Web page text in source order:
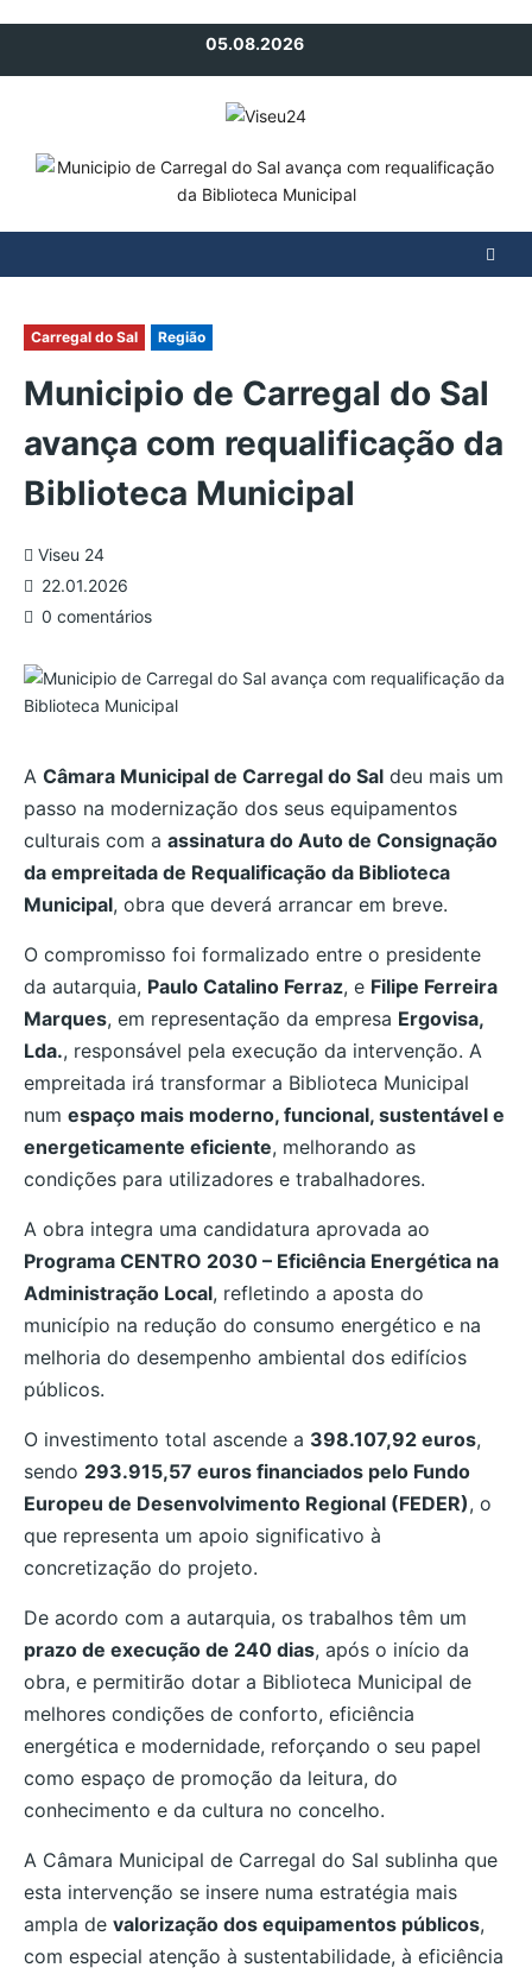
05.08.2026
Carregal do Sal Região
Municipio de Carregal do Sal
avança com requalificação da
Biblioteca Municipal
Viseu 24
22.01.2026
0 comentários
A Câmara Municipal de Carregal do Sal deu mais um
passo na modernização dos seus equipamentos
culturais com a assinatura do Auto de Consignação
da empreitada de Requalificação da Biblioteca
Municipal, obra que deverá arrancar em breve.
O compromisso foi formalizado entre o presidente
da autarquia, Paulo Catalino Ferraz, e Filipe Ferreira
Marques, em representação da empresa Ergovisa,
Lda., responsável pela execução da intervenção. A
empreitada irá transformar a Biblioteca Municipal
num espaço mais moderno, funcional, sustentável e
energeticamente eficiente, melhorando as
condições para utilizadores e trabalhadores.
A obra integra uma candidatura aprovada ao
Programa CENTRO 2030 – Eficiência Energética na
Administração Local, refletindo a aposta do
município na redução do consumo energético e na
melhoria do desempenho ambiental dos edifícios
públicos.
O investimento total ascende a 398.107,92 euros,
sendo 293.915,57 euros financiados pelo Fundo
Europeu de Desenvolvimento Regional (FEDER), o
que representa um apoio significativo à
concretização do projeto.
De acordo com a autarquia, os trabalhos têm um
prazo de execução de 240 dias, após o início da
obra, e permitirão dotar a Biblioteca Municipal de
melhores condições de conforto, eficiência
energética e modernidade, reforçando o seu papel
como espaço de promoção da leitura, do
conhecimento e da cultura no concelho.
A Câmara Municipal de Carregal do Sal sublinha que
esta intervenção se insere numa estratégia mais
ampla de valorização dos equipamentos públicos,
com especial atenção à sustentabilidade, à eficiência